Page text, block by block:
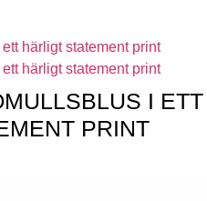
I ETT
PRINT